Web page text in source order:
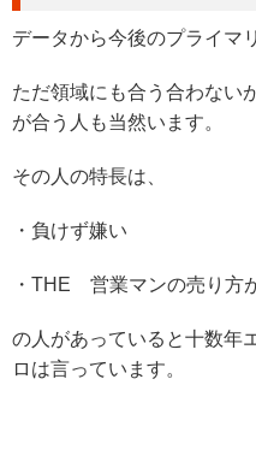
データから今後のプライマ
ただ領域にも合う合わない
が合う人も当然います。
その人の特長は、
・負けず嫌い
・THE 営業マンの売り方
の人があっていると十数年
ロは言っています。